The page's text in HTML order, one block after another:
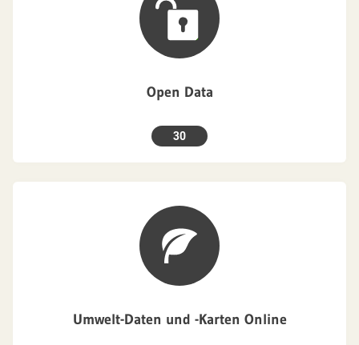
Open Data
30
Umwelt-Daten und -Karten Online